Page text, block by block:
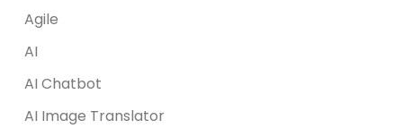
Agile
AI
AI Chatbot
AI Image Translator